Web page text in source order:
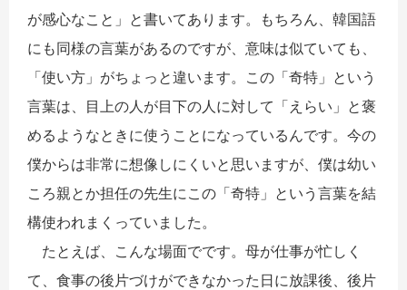
が感心なこと」と書いてあります。もちろん、韓国語
にも同様の言葉があるのですが、意味は似ていても、
「使い方」がちょっと違います。この「奇特」という
言葉は、目上の人が目下の人に対して「えらい」と褒
めるようなときに使うことになっているんです。今の
僕からは非常に想像しにくいと思いますが、僕は幼い
ころ親とか担任の先生にこの「奇特」という言葉を結
構使われまくっていました。
たとえば、こんな場面でです。母が仕事が忙しく
て、食事の後片づけができなかった日に放課後、後片